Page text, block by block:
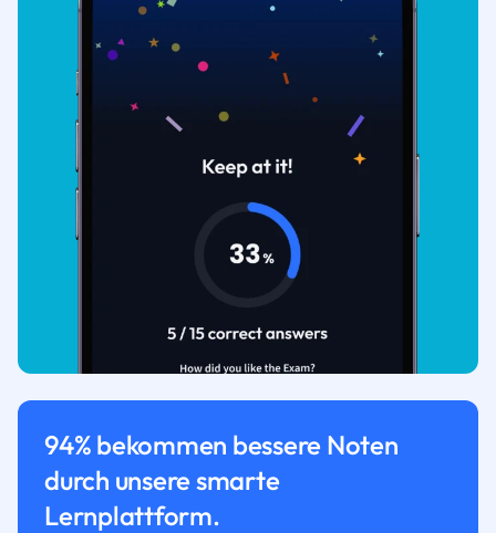
94% bekommen bessere Noten
durch unsere smarte
Lernplattform.